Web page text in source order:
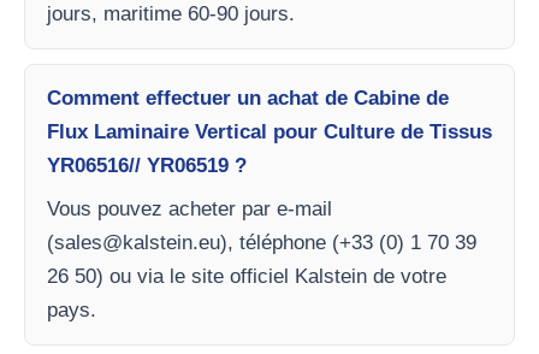
jours, maritime 60-90 jours.
Comment effectuer un achat de Cabine de
Flux Laminaire Vertical pour Culture de Tissus
YR06516// YR06519 ?
Vous pouvez acheter par e-mail
(sales@kalstein.eu), téléphone (+33 (0) 1 70 39
26 50) ou via le site officiel Kalstein de votre
pays.